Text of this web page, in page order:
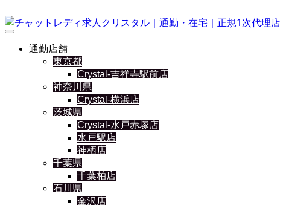
通勤店舗
東京都
Crystal-吉祥寺駅前店
神奈川県
Crystal-横浜店
茨城県
Crystal-水戸赤塚店
水戸駅店
神栖店
千葉県
千葉柏店
石川県
金沢店